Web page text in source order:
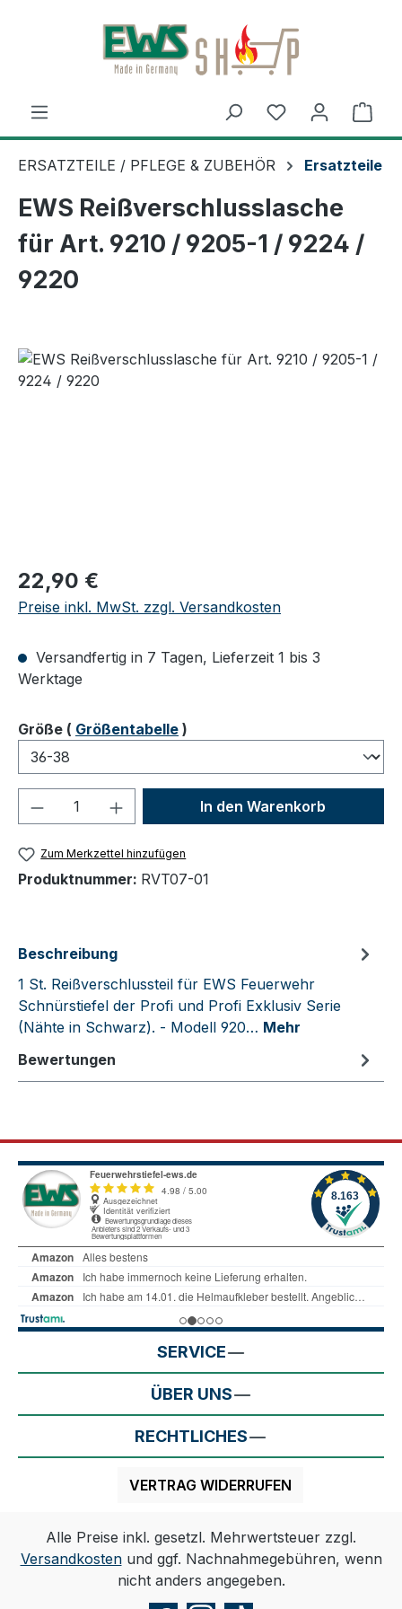
Zum Hauptinhalt springen
ERSATZTEILE / PFLEGE & ZUBEHÖR Ersatzteile
EWS Reißverschlusslasche
für Art. 9210 / 9205-1 / 9224 /
9220
Regulärer Preis:
22,90 €
Preise inkl. MwSt. zzgl. Versandkosten
Versandfertig in 7 Tagen, Lieferzeit 1 bis 3
Werktage
Größeauswählen
( Größentabelle )
Produkt Anzahl: Gib denIn den Warenkorb
Zum Merkzettel hinzufügen
Produktnummer: RVT07-01
Beschreibung
1 St. Reißverschlussteil für EWS Feuerwehr
Schnürstiefel der Profi und Profi Exklusiv Serie
(Nähte in Schwarz). - Modell 920… Mehr
Bewertungen
SERVICE
ÜBER UNS
RECHTLICHES
VERTRAG WIDERRUFEN
Alle Preise inkl. gesetzl. Mehrwertsteuer zzgl.
Versandkostenund ggf. Nachnahmegebühren, wenn
nicht anders angegeben.